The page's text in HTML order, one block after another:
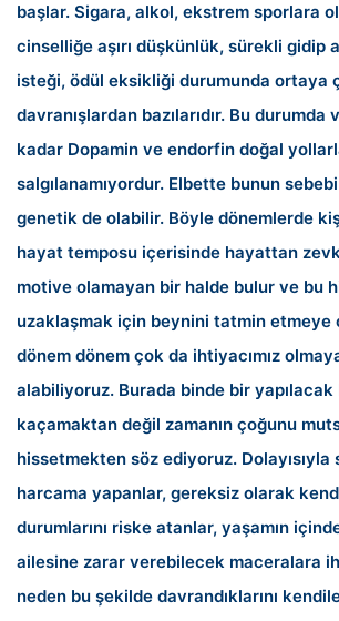
başlar. Sigara, alkol, ekstrem sporlara
cinselliğe aşırı düşkünlük, sürekli gidip
isteği, ödül eksikliği durumunda ortaya
davranışlardan bazılarıdır. Bu
kadar Dopamin ve endorfin doğal
salgılanamıyordur. Elbette bunun
genetik de olabilir. Böyle dönemlerde
hayat temposu içerisinde hayattan
motive olamayan bir halde bulur ve bu
uzaklaşmak için beynini tatmin etmeye
dönem dönem çok da ihtiyacımız
alabiliyoruz. Burada binde bir
kaçamaktan değil zamanın çoğunu
hissetmekten söz ediyoruz. Dolayısıyla
harcama yapanlar, gereksiz olarak
durumlarını riske atanlar, yaşamın
ailesine zarar verebilecek maceralara
neden bu şekilde davrandıklarını